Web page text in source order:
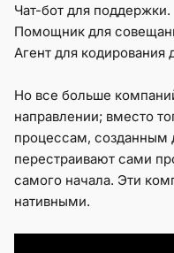
Чат-бот для поддержки.
Помощник для
Агент для кодирования
Но все больше
направлении; вместо
процессам, созданным
перестраивают сами
самого начала. Эти
нативными.